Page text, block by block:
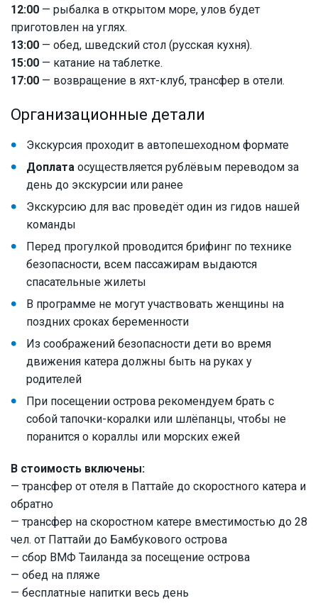
12:00 — рыбалка в открытом море, улов будет
приготовлен на углях.
13:00 — обед, шведский стол (русская кухня).
15:00 — катание на таблетке.
17:00 — возвращение в яхт-клуб, трансфер в отели.
Организационные детали
Экскурсия проходит в автопешеходном формате
Доплата осуществляется рублёвым переводом за
день до экскурсии или ранее
Экскурсию для вас проведёт один из гидов нашей
команды
Перед прогулкой проводится брифинг по технике
безопасности, всем пассажирам выдаются
спасательные жилеты
В программе не могут участвовать женщины на
поздних сроках беременности
Из соображений безопасности дети во время
движения катера должны быть на руках у
родителей
При посещении острова рекомендуем брать с
собой тапочки-коралки или шлёпанцы, чтобы не
поранится о кораллы или морских ежей
В стоимость включены:
— трансфер от отеля в Паттайе до скоростного катера и
обратно
— трансфер на скоростном катере вместимостью до 28
чел. от Паттайи до Бамбукового острова
— сбор ВМФ Таиланда за посещение острова
— обед на пляже
— бесплатные напитки весь день